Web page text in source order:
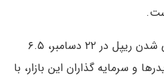
سلطه بیتکوین از زمان دادگاهی شدن ریپل در ۲۲ دسامبر، ۶.۵
و سرمایه گذاران این بازار، با